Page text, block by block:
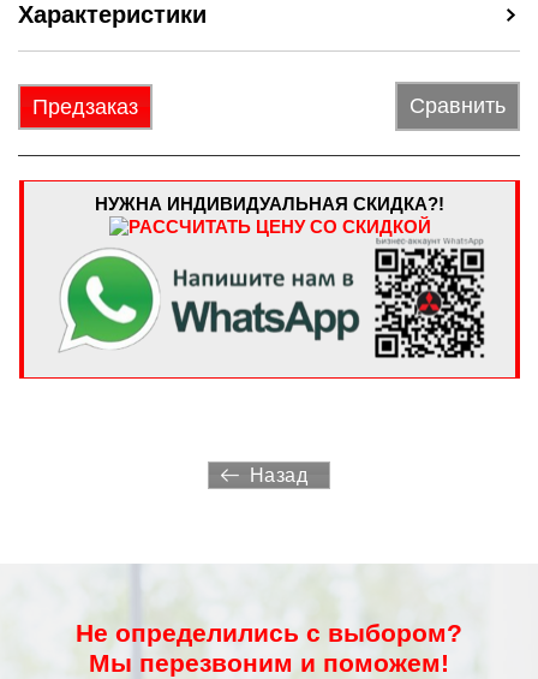
Характеристики
Предзаказ Сравнить
НУЖНА ИНДИВИДУАЛЬНАЯ СКИДКА?!
Назад
Не определились с выбором?
Мы перезвоним и поможем!